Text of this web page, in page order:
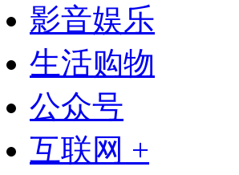
影音娱乐
生活购物
公众号
互联网 +